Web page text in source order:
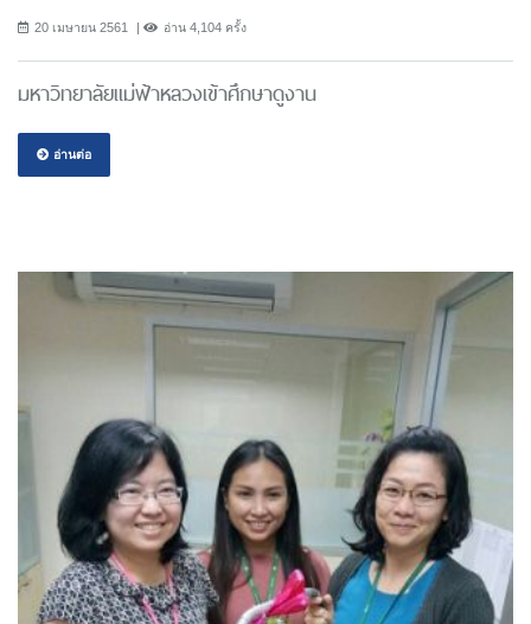
20 เมษายน 2561 อ่าน 4,104 ครั้ง
มหาวิทยาลัยแม่ฟ้าหลวงเข้าศึกษาดูงาน
อ่านต่อ